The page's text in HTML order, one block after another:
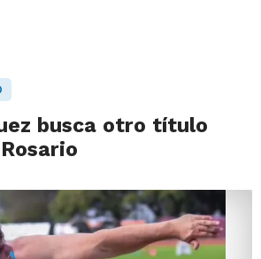
busca otro título